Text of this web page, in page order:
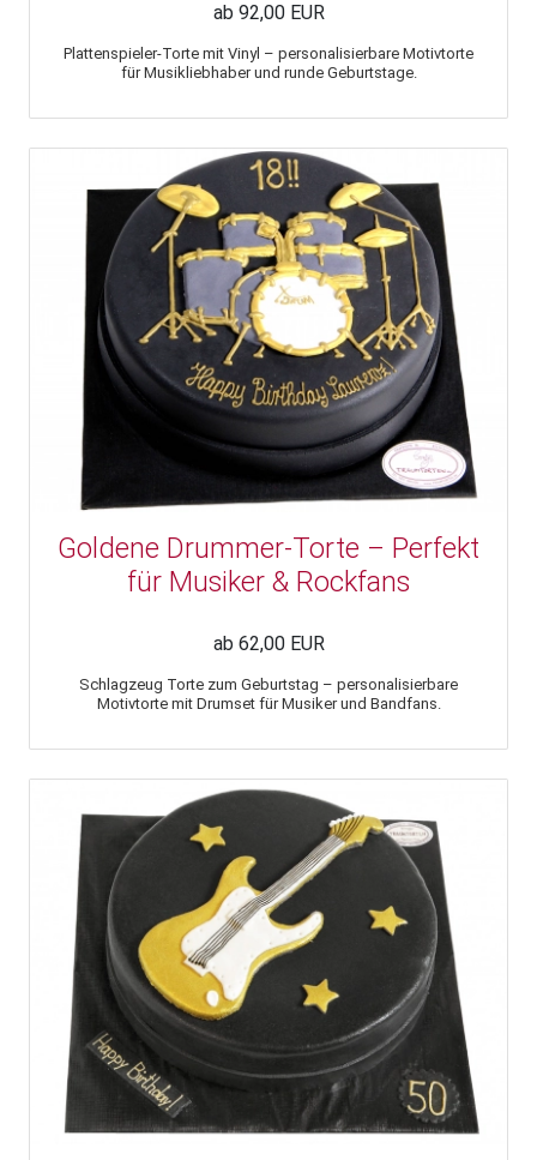
ab 92,00 EUR
Plattenspieler-Torte mit Vinyl – personalisierbare Motivtorte
für Musikliebhaber und runde Geburtstage.
Goldene Drummer-Torte – Perfekt
für Musiker & Rockfans
ab 62,00 EUR
Schlagzeug Torte zum Geburtstag – personalisierbare
Motivtorte mit Drumset für Musiker und Bandfans.